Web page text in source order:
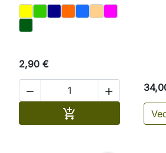
2,90 €
 
 Aggiungi al carrello